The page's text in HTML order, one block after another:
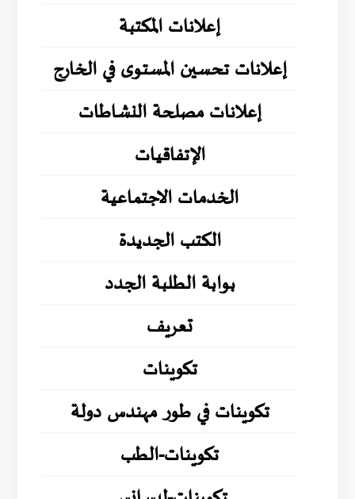
إعلانات المكتبة
إعلانات تحسين المستوى في الخارج
إعلانات مصلحة النشاطات
الإتفاقيات
الخدمات الاجتماعية
الكتب الجديدة
بوابة الطلبة الجدد
تعريف
تكوينات
تكوينات في طور مهندس دولة
تكوينات-الطب